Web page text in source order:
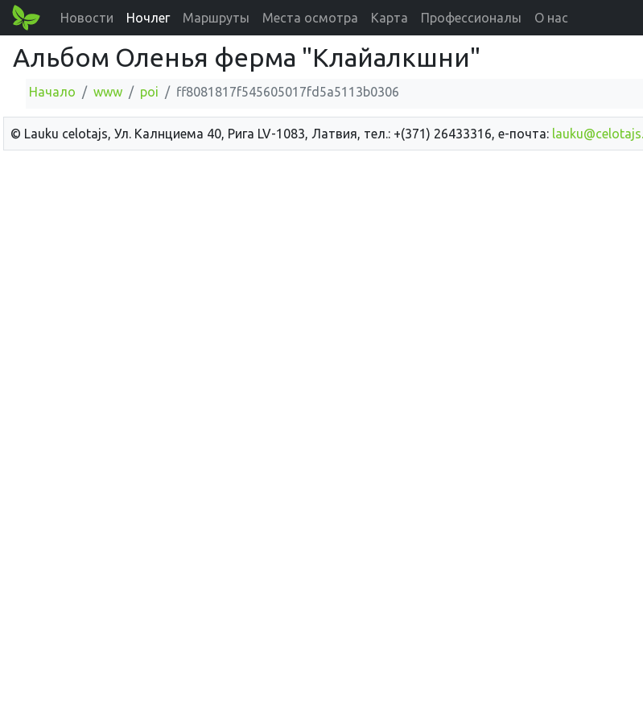
Новости Ночлег Маршруты Места осмотра Карта Профессионалы О нас
Альбом Оленья ферма "Клайалкшни"
Начало www poi ff8081817f545605017fd5a5113b0306
© Lauku сelotajs, Ул. Калнциема 40, Рига LV-1083, Латвия, тел.: +(371) 26433316, е-почта: